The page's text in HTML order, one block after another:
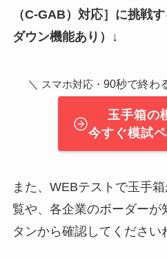
（C-GAB）対応］ に挑戦
ダウン機能あり）↓
＼ スマホ対応・ 90秒で終わ
玉手箱の
今すぐ模試
また、WEBテストで玉手
覧や、各企業のボーダーが
タンから確認してください